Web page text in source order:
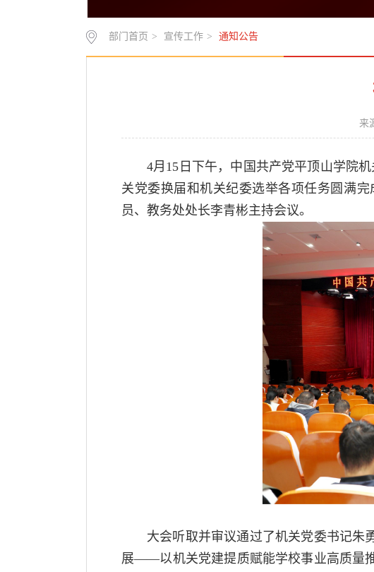
部门首页 > 宣传工作 > 通知公告
来
4月15日下午，中国共产党平顶山学院
关党委换届和机关纪委选举各项任务圆满
员、教务处处长李青彬主持会议。
大会听取并审议通过了机关党委书记朱
展——以机关党建提质赋能学校事业高质量